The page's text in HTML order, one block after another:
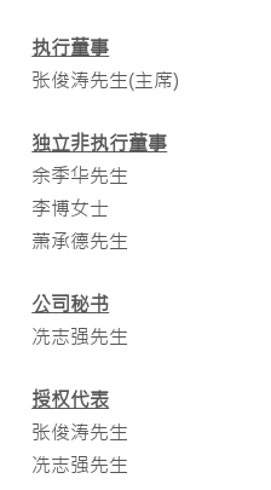
执行董事
张俊涛先生(主席)
独立非执行董事
余季华先生
李博女士
萧承德先生
公司秘书
冼志强先生
授权代表
张俊涛先生
冼志强先生